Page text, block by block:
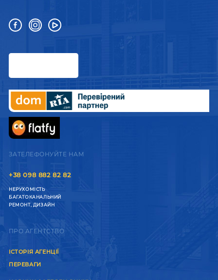
ЗАТЕЛЕФОНУЙТЕ НАМ
+38 098 882 82 82
НЕРУХОМІСТЬ
БАГАТОКАНАЛЬНИЙ
РЕМОНТ, ДИЗАЙН
ПРО АГЕНТСТВО
ІСТОРІЯ АГЕНЦІЇ
ПЕРЕВАГИ